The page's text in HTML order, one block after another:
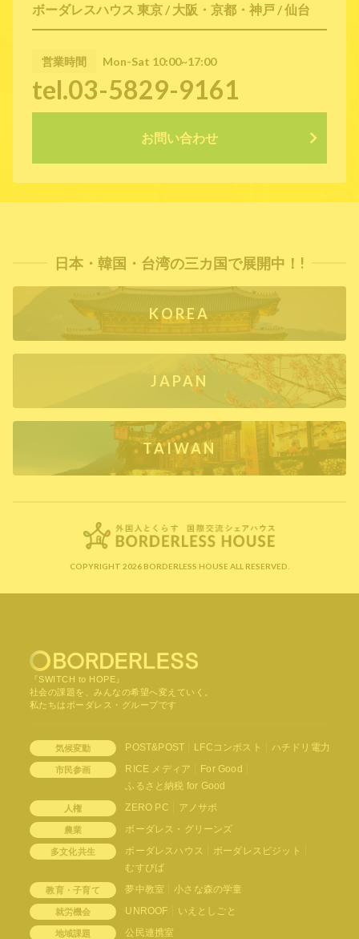
ボーダレスハウス 東京 / 大阪・京都・神戸 / 仙台
営業時間 Mon-Sat 10:00~17:00
tel.03-5829-9161
お問い合わせ
日本・韓国・台湾の三カ国で展開中！!
KOREA
JAPAN
TAIWAN
COPYRIGHT 2026 BORDERLESS HOUSE ALL RESERVED.
『SWITCH to HOPE』
社会の課題を、みんなの希望へ変えていく。
私たちはボーダレス・グループです
気候変動 POST&POST LFCコンポスト ハチドリ電力
市民参画 RICE メディア
For Good
ふるさと納税 for Good
人権 ZERO PC アノサポ
農業 ボーダレス・グリーンズ
多文化共生 ボーダレスハウス
ボーダレスビジット
むすびば
教育・子育て 夢中教室 小さな森の学童
就労機会 UNROOF いえとしごと
地域課題 公民連携室